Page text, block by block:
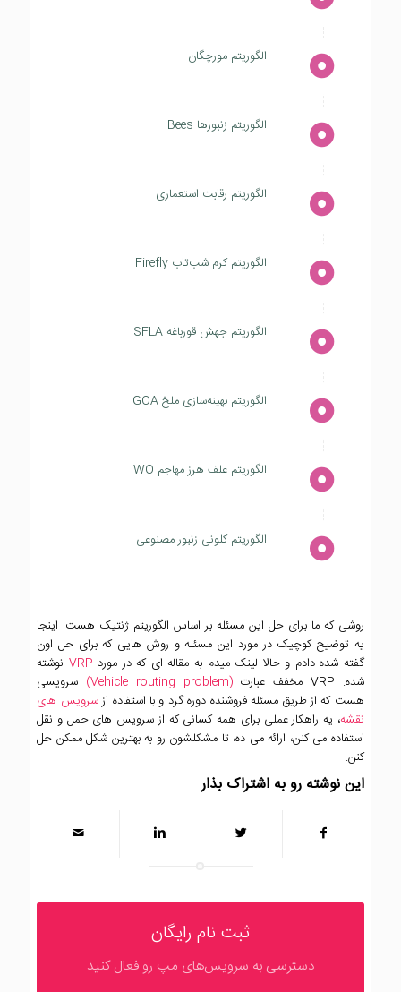
الگوریتم مورچگان
الگوریتم زنبورها Bees
الگوریتم رقابت استعماری
الگوریتم کرم شب‌تاب Firefly
الگوریتم جهش قورباغه SFLA
الگوریتم بهینه‌سازی ملخ GOA
الگوریتم علف هرز مهاجم IWO
الگوریتم کلونی زنبور مصنوعی
روشی که ما برای حل این مسئله بر اساس الگوریتم ژنتیک هست. اینجا
یه توضیح کوچیک در مورد این مسئله و روش هایی که برای حل اون
گفته شده دادم و حالا لینک میدم به مقاله ای که در مورد VRP نوشته
شده. VRP مخفف عبارت
(Vehicle routing problem)
سرویسی
هست که از طریق مسئله فروشنده دوره گرد و با استفاده ازسرویس های
نقشه، یه راهکار عملی برای همه کسانی که از سرویس های حمل و نقل
استفاده می کنن، ارائه می ده، تا مشکلشون رو به بهترین شکل ممکن حل
کنن.
این نوشته رو به اشتراک بذار
ثبت نام رایگان
دسترسی به سرویس‌های مپ رو فعال کنید